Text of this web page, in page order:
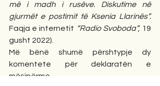
më i madh i rusëve. Diskutime në
gjurmët e postimit të Ksenia Llarinës”.
Faqja e internetit “Radio Svoboda”, 19
gusht 2022).
Më bënë shumë përshtypje dy
komentete për deklaratën e
mësipërme.